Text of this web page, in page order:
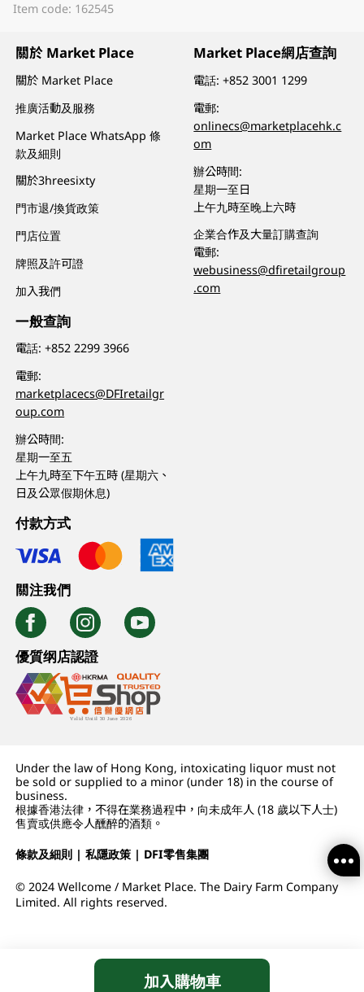
加入購物車
Item code: 162545
關於 Market Place
關於 Market Place
推廣活動及服務
Market Place WhatsApp 條
款及細則
關於3hreesixty
門市退/換貨政策
門店位置
牌照及許可證
加入我們
一般查詢
電話:+852 2299 3966
電郵:
marketplacecs@DFIretailgr
oup.com
辦公時間:
星期一至五
上午九時至下午五時 (星期六、
日及公眾假期休息)
Market Place網店查詢
電話:+852 3001 1299
電郵:
onlinecs@marketplacehk.c
om
辦公時間:
星期一至日
上午九時至晚上六時
企業合作及大量訂購查詢
電郵:
webusiness@dfiretailgroup
.com
付款方式
關注我們
優質纲店認證
Under the law of Hong Kong, intoxicating liquor must not
be sold or supplied to a minor (under 18) in the course of
business.
根據香港法律，不得在業務過程中，向未成年人 (18 歲以下人士)
售賣或供應令人醺醉的酒類。
條款及細則 |私隱政策 | DFI零售集團
© 2024 Wellcome / Market Place. The Dairy Farm Company
Limited. All rights reserved.